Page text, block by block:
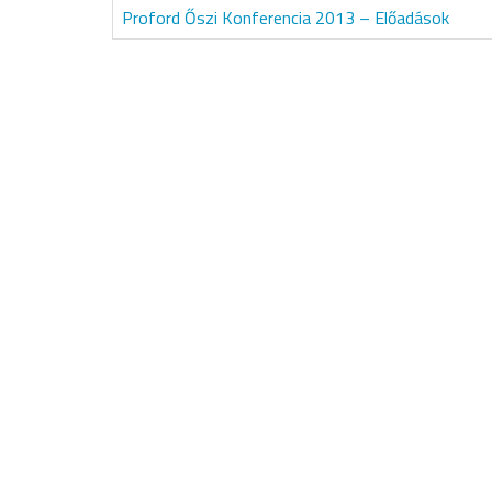
Proford Őszi Konferencia 2013 – Előadások